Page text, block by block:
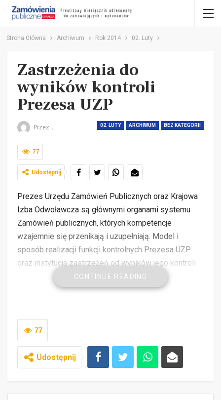
Strona Główna Archiwum Rok 2014 02. Luty
Zastrzeżenia do
wyników kontroli
Prezesa UZP
02. LUTY ARCHIWUM BEZ KATEGORII
Przez .
77
Udostępnij
Prezes Urzędu Zamówień Publicznych oraz Krajowa
Izba Odwoławcza są głównymi organami systemu
Zamówień publicznych, których kompetencje
wzajemnie się przenikają i uzupełniają. Model i
sposób realizacji funkcji kontrolnych Prezesa UZP
oraz instytucja zastrzeżeń od wyników jego kontroli
rozpatrywanych przez KIO stanowią istotne elementy
systemu kształtujące praktyk´ stosowania i
CONTINUE READING
77
Udostępnij